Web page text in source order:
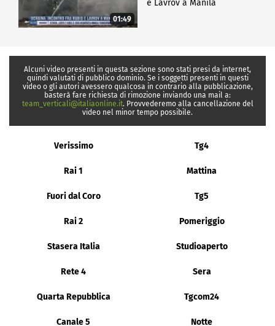
01:49
e Lavrov a Manila
Alcuni video presenti in questa sezione sono stati presi da internet,
quindi valutati di pubblico dominio. Se i soggetti presenti in questi
video o gli autori avessero qualcosa in contrario alla pubblicazione,
basterà fare richiesta di rimozione inviando una mail a:
team_verticali@italiaonline.it. Provvederemo alla cancellazione del
video nel minor tempo possibile.
Verissimo Tg4
Rai 1 Mattina
Fuori dal Coro Tg5
Rai 2 Pomeriggio
Stasera Italia Studioaperto
Rete 4 Sera
Quarta Repubblica Tgcom24
Canale 5 Notte